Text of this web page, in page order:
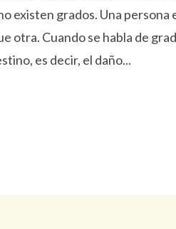
existen grados. Una persona
otra. Cuando se habla de
es decir, el daño...